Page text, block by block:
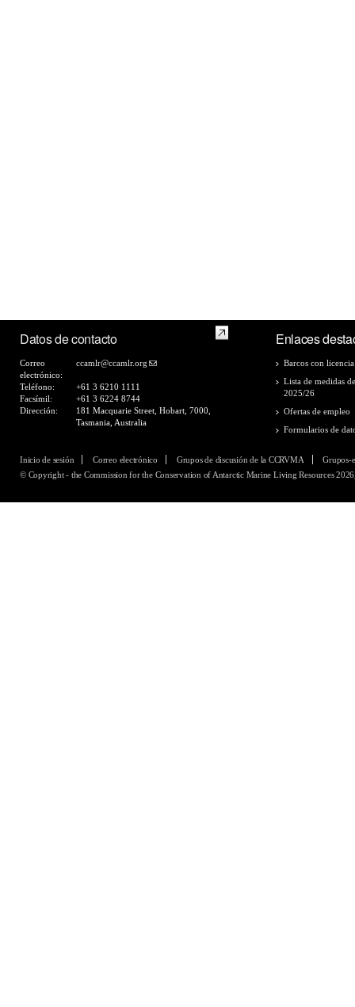
Datos de contacto
Correo
electrónico:
ccamlr@ccamlr.org
Teléfono:
+61 3 6210 1111
Facsímil:
+61 3 6224 8744
Dirección:
181 Macquarie Street, Hobart, 7000,
Tasmania, Australia
Enlaces
Barcos con
Lista de medidas
2025/26
Ofertas de empleo
Formularios de
Inicio de sesión Correo electrónico Grupos de discusión de la CCRVMA
Grupos-
© Copyright - the Commission for the Conservation of Antarctic Marine Living Resources